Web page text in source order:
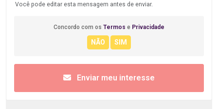
Você pode editar esta mensagem antes de enviar.
Concordo com os Termos e Privacidade
Enviar meu interesse